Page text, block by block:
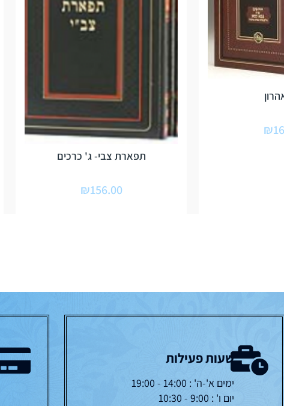
₪
תפארת צבי- ג' כרכים
₪156.00
שעות פעילות
ימים א'-ה' : 14:00 - 19:00
יום ו' : 9:00 - 10:30